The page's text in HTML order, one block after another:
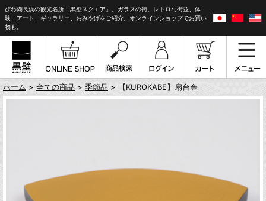
びわ湖長浜の観光名所「黒壁スクエア」。ガラスの街。レトロな街並、体
験、アート、ギャラリー、おみやげをご紹介。オンラインショップでお買い
物も。
ホーム > 全ての商品 > 季節品 > 【KUROKABE】扇台金